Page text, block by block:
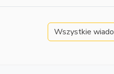
Wszystkie